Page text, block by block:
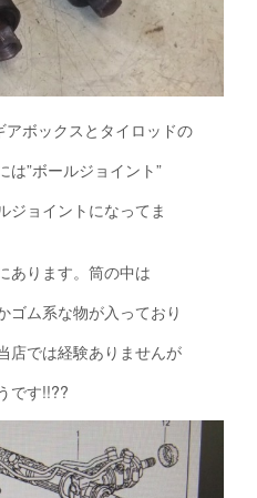
ボックスとタイロッドの
は”ボールジョイント”
ジョイントになってま
あります。筒の中は
ゴム系な物が入っており
店では経験ありませんが
です!!??